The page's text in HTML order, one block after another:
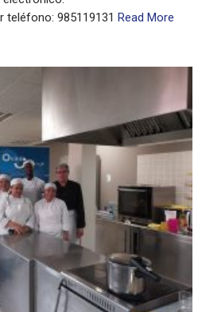
teléfono: 985119131 Read More